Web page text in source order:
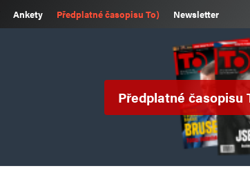
Ankety Předplatné časopisu To) Newsletter
Předplatné časopisu